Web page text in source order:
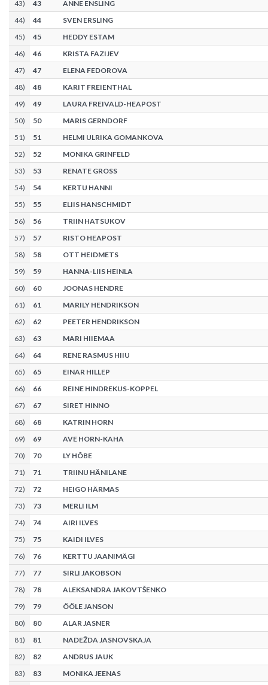
43) 43
ANNE ENSLING
44) 44
SVEN ERSLING
45) 45
HEDDY ESTAM
46) 46
KRISTA FAZIJEV
47) 47
ELENA FEDOROVA
48) 48
KARIT FREIENTHAL
49) 49
LAURA FREIVALD-HEAPOST
50) 50
MARIS GERNDORF
51) 51
HELMI ULRIKA GOMANKOVA
52) 52
MONIKA GRINFELD
53) 53
RENATE GROSS
54) 54
KERTU HANNI
55) 55
ELIIS HANSCHMIDT
56) 56
TRIIN HATSUKOV
57) 57
RISTO HEAPOST
58) 58
OTT HEIDMETS
59) 59
HANNA-LIIS HEINLA
60) 60
JOONAS HENDRE
61) 61
MARILY HENDRIKSON
62) 62
PEETER HENDRIKSON
63) 63
MARI HIIEMAA
64) 64
RENE RASMUS HIIU
65) 65
EINAR HILLEP
66) 66
REINE HINDREKUS-KOPPEL
67) 67
SIRET HINNO
68) 68
KATRIN HORN
69) 69
AVE HORN-KAHA
70) 70
LY HÕBE
71) 71
TRIINU HÄNILANE
72) 72
HEIGO HÄRMAS
73) 73
MERLI ILM
74) 74
AIRI ILVES
75) 75
KAIDI ILVES
76) 76
KERTTU JAANIMÄGI
77) 77
SIRLI JAKOBSON
78) 78
ALEKSANDRA JAKOVTŠENKO
79) 79
ÖÖLE JANSON
80) 80
ALAR JASNER
81) 81
NADEŽDA JASNOVSKAJA
82) 82
ANDRUS JAUK
83) 83
MONIKA JEENAS